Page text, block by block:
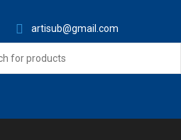
artisub@gmail.com